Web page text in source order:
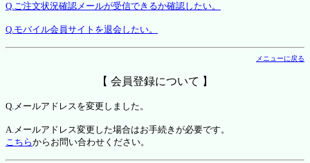
Q.ご注文状況確認メールが受信できるか確認したい。
Q.モバイル会員サイトを退会したい。
メニューに戻る
【 会員登録について 】
Q.メールアドレスを変更しました。
A.メールアドレス変更した場合はお手続きが必要です。
こちらからお問い合わせください。